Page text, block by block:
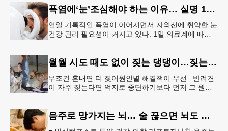
폭염에‘눈’조심해야 하는 이유… 실명 1위 질환 위험↑
연일 기록적인 폭염이 이어지면서 자외선에 취약한 눈
건강 관리 필요성이 커지고 있다. 1일 의료계에 따르
월월 시도 때도 없이 짖는 댕댕이…짖는 이유부터 파악해야
무조건 혼내면 더 짖어원인별 해결책이 우선 반려견
이 자주 짖는다면 억지로 중단하기보다 먼저 그 원인
음주로 망가지는 뇌… 술 끊으면 뇌도 회복된다